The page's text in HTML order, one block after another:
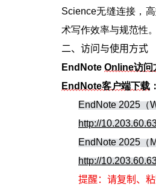
Science无缝连接，
术写作效率与规范性。
二、访问与使用方式
EndNote Online访问
EndNote客户端下载 ：
EndNote 2025（
http://
EndNote 2025（
http://
提醒：请复制、